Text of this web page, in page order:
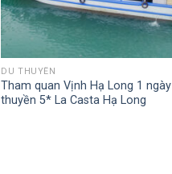
DU THUYỀN
Tham quan Vịnh Hạ Long 1
thuyền 5* La Casta Hạ Long